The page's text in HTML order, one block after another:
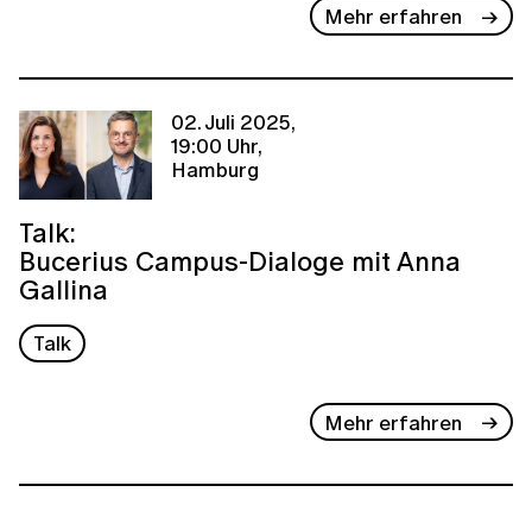
Mehr erfahren
02. Juli 2025,
19:00 Uhr,
Hamburg
Talk:
Bucerius Campus-Dialoge mit Anna
Gallina
Talk
Mehr erfahren